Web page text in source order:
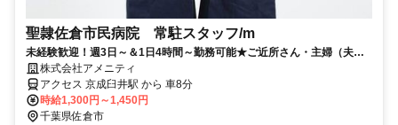
聖隷佐倉市民病院 常駐スタッフ/m
未経験歓迎！週3日～＆1日4時間～勤務可能★ご近所さん・主婦（夫）
さん活躍中♪
株式会社アメニティ
アクセス 京成臼井駅 から 車8分
時給1,300円～1,450円
千葉県佐倉市